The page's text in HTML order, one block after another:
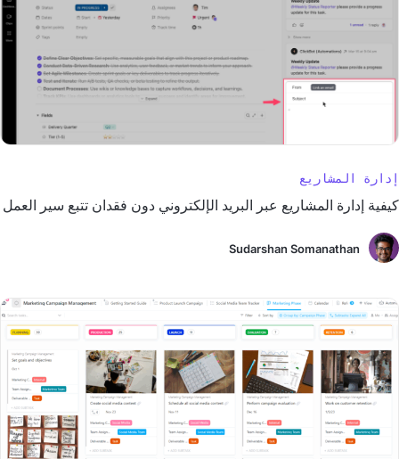
إدارة المشاريع
كيفية إدارة المشاريع عبر البريد الإلكتروني دون فقدان تتبع سير العمل
Sudarshan Somanathan